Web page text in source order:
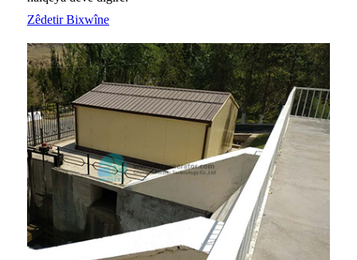
Zêdetir Bixwîne